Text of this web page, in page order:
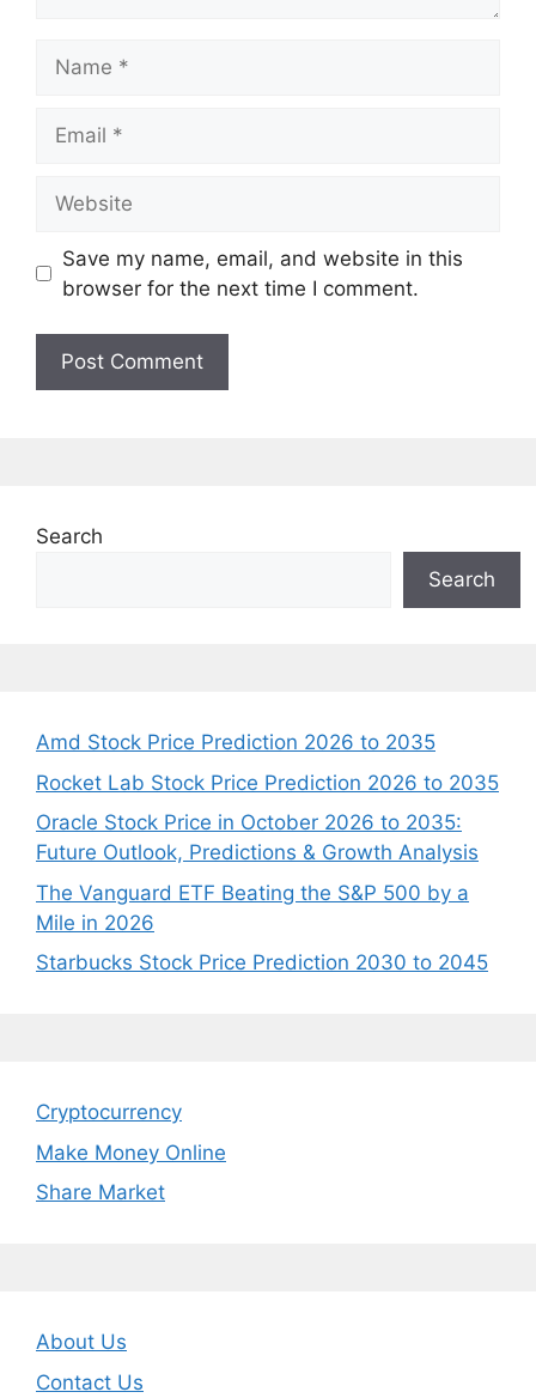
Save my name, email, and website in this
browser for the next time I comment.
Search
Search
Amd Stock Price Prediction 2026 to 2035
Rocket Lab Stock Price Prediction 2026 to 2035
Oracle Stock Price in October 2026 to 2035:
Future Outlook, Predictions & Growth Analysis
The Vanguard ETF Beating the S&P 500 by a
Mile in 2026
Starbucks Stock Price Prediction 2030 to 2045
Cryptocurrency
Make Money Online
Share Market
About Us
Contact Us